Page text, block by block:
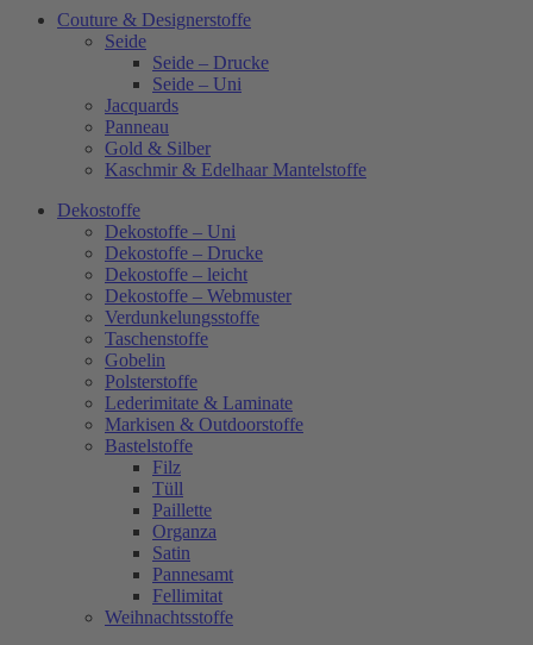
Couture & Designerstoffe
Seide
Seide – Drucke
Seide – Uni
Jacquards
Panneau
Gold & Silber
Kaschmir & Edelhaar Mantelstoffe
Dekostoffe
Dekostoffe – Uni
Dekostoffe – Drucke
Dekostoffe – leicht
Dekostoffe – Webmuster
Verdunkelungsstoffe
Taschenstoffe
Gobelin
Polsterstoffe
Lederimitate & Laminate
Markisen & Outdoorstoffe
Bastelstoffe
Filz
Tüll
Paillette
Organza
Satin
Pannesamt
Fellimitat
Weihnachtsstoffe